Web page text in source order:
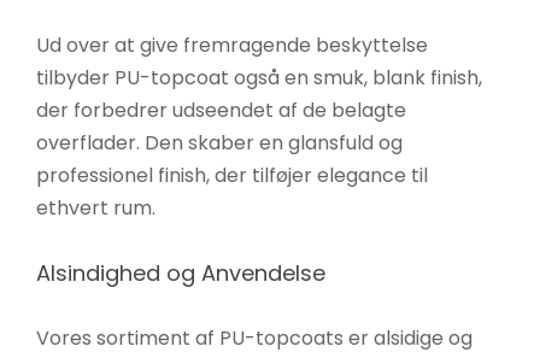
Ud over at give fremragende beskyttelse
tilbyder PU-topcoat også en smuk, blank finish,
der forbedrer udseendet af de belagte
overflader. Den skaber en glansfuld og
professionel finish, der tilføjer elegance til
ethvert rum.
Alsindighed og Anvendelse
Vores sortiment af PU-topcoats er alsidige og